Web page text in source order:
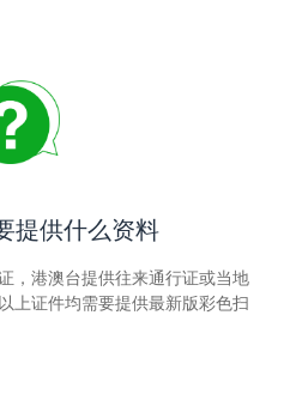
提供什么资料
，港澳台提供往来通行证或当地
上证件均需要提供最新版彩色扫